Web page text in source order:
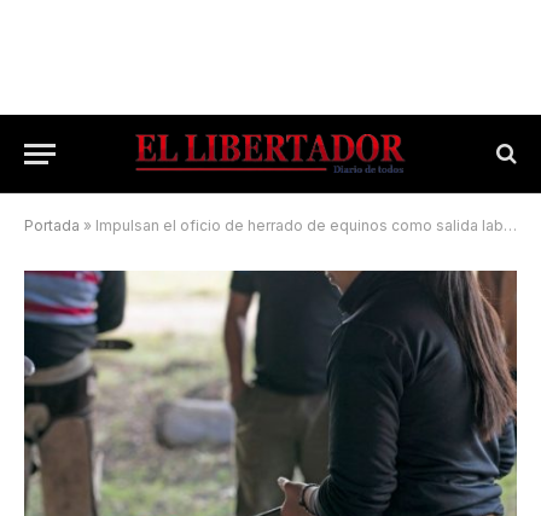
Portada » Impulsan el oficio de herrado de equinos como salida laboral